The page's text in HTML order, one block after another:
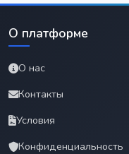
О платформе
О нас
Контакты
Условия
Конфиденциальность